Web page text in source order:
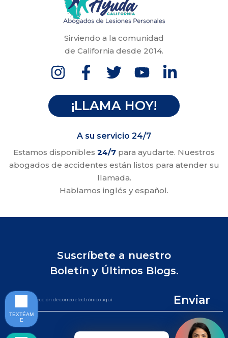
Sirviendo a la comunidad
de California desde 2014.
¡LLAMA HOY!
A su servicio 24/7
Estamos disponibles 24/7 para ayudarte. Nuestros
abogados de accidentes están listos para atender su
llamada.
Hablamos inglés y español.
Suscríbete a nuestro
Boletín y Últimos Blogs.
Enviar
TEXTÉAM
E